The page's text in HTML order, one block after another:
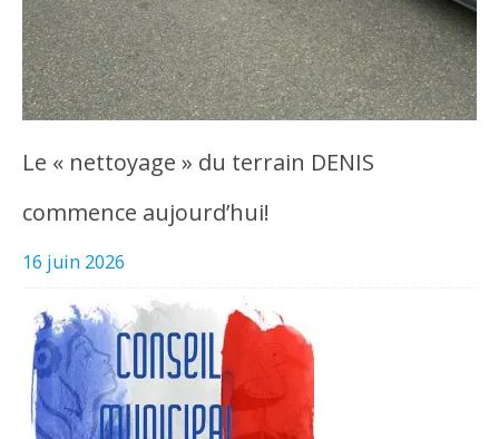
Le « nettoyage » du terrain DENIS
commence aujourd’hui!
16 juin 2026